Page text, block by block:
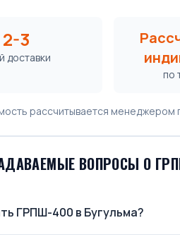
2-3
доставки
по
рассчитывается менеджером
ВОПРОСЫ О
ГРПШ-400 в Бугульма?